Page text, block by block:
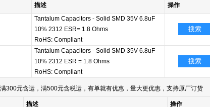
描述 操作
Tantalum Capacitors - Solid SMD 35V 6.8uF
10% 2312 ESR= 1.8 Ohms
RoHS: Compliant
搜索
Tantalum Capacitors - Solid SMD 35V 6.8uF
10% 2312 ESR = 1.8 Ohms
RoHS: Compliant
搜索
300元含运，满500元含税运，有单就有优惠，量大更优惠，支持原厂订货
描述 操作